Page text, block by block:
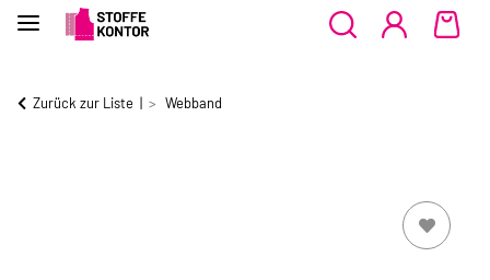
Zurück zur Liste Webband